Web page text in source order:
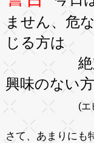
ません、危
じる方は
絶対に読
興味のない
(エ
さて、あまりにも